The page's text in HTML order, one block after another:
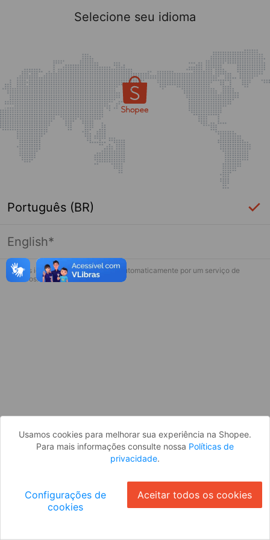
Página indisponível
Desculpe, algo deu errado. Faça login
Selecione seu idioma
Português (BR)
English*
* Esses idiomas serão traduzidos automaticamente por um serviço de
terceiros.
Usamos cookies para melhorar sua experiência na Shopee.
Para mais informações consulte nossa Políticas de
privacidade.
Configurações de
cookies
Aceitar todos os cookies